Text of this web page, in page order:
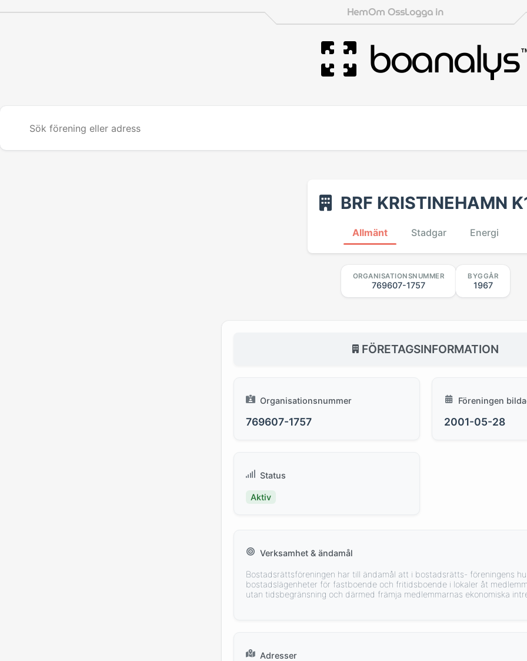
HemOm OssLogga in
boanalys™
BRF KRISTINEHAMN
Allmänt Stadgar Energi
ORGANISATIONSNUMMER
769607-1757
BYGGÅR
1967
FÖRETAGSINFORMATION
Organisationsnummer
769607-1757
Föreningen
2001-05-28
Status
Aktiv
Verksamhet & ändamål
Bostadsrättsföreningen har till ändamål att i bostadsrätts- föreningens
bostadslägenheter för fastboende och fritidsboende i lokaler åt
utan tidsbegränsning och därmed främja medlemmarnas ekonomiska
Adresser